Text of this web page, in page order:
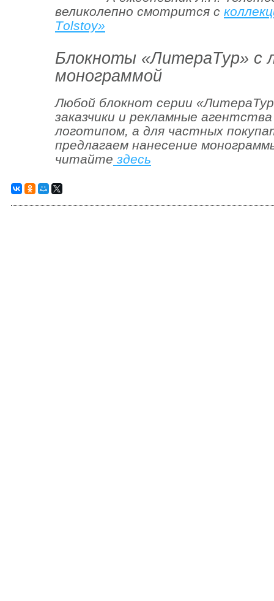
великолепно смотрится с
Тolstoy»
Блокноты «ЛитераТур» с
монограммой
Любой блокнот серии
заказчики и рекламные
логотипом, а для частных
предлагаем нанесение
читайте здесь